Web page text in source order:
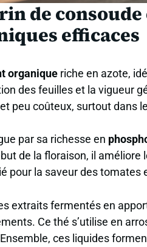
de consoude
efficaces
organique riche en azote,
des feuilles et la vigueur
peu coûteux, surtout dans
par sa richesse en
de la floraison, il
pour la saveur des
extraits fermentés en
Ce thé s’utilise en
ces liquides